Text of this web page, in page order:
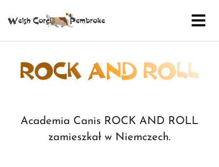
ROCK AND ROLL
Academia Canis ROCK AND ROLL
zamieszkał w Niemczech.